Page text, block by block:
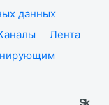
данных
Лента